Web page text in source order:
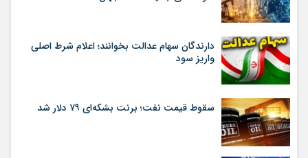
دارندگان سهام عدالت بخوانند؛ اعلام شرط اصلی
واریز سود
سقوط قیمت نفت؛ برنت بشکه‌ای ۷۹ دلار شد